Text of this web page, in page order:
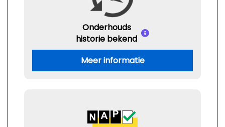
Onderhouds
historie bekend
Meer informatie